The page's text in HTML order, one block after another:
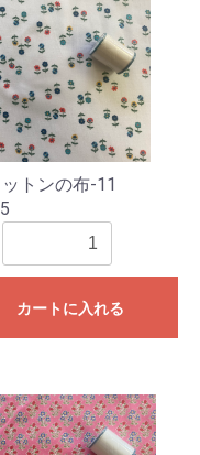
トンの布-11
カートに入れる